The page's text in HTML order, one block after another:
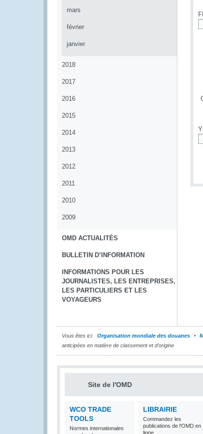
mars
février
janvier
2018
2017
2016
2015
2014
2013
2012
2011
2010
2009
OMD ACTUALITÉS
BULLETIN D’INFORMATION
INFORMATIONS POUR LES
JOURNALISTES, LES ENTREPRISES,
LES PARTICULIERS ET LES
VOYAGEURS
Vous êtes ici: Organisation mondiale des douanes
anticipées en matière de classement et d’origine
Site de l'OMD
WCO TRADE
TOOLS
Normes internationales
LIBRAIRIE
Commandez les
publications de l'OMD en
ligne